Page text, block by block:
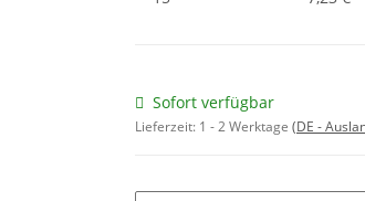
Sofort verfügbar
Lieferzeit: 1 - 2 Werktage (DE -